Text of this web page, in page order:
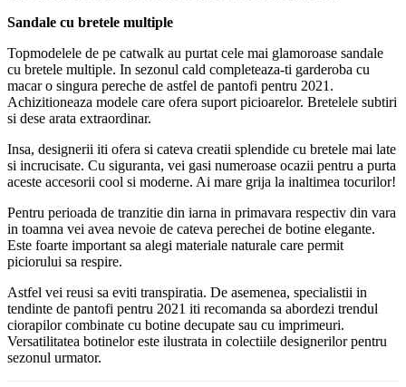
Sandale cu bretele multiple
Topmodelele de pe catwalk au purtat cele mai glamoroase sandale
cu bretele multiple. In sezonul cald completeaza-ti garderoba cu
macar o singura pereche de astfel de pantofi pentru 2021.
Achizitioneaza modele care ofera suport picioarelor. Bretelele subtiri
si dese arata extraordinar.
Insa, designerii iti ofera si cateva creatii splendide cu bretele mai late
si incrucisate. Cu siguranta, vei gasi numeroase ocazii pentru a purta
aceste accesorii cool si moderne. Ai mare grija la inaltimea tocurilor!
Pentru perioada de tranzitie din iarna in primavara respectiv din vara
in toamna vei avea nevoie de cateva perechei de botine elegante.
Este foarte important sa alegi materiale naturale care permit
piciorului sa respire.
Astfel vei reusi sa eviti transpiratia. De asemenea, specialistii in
tendinte de pantofi pentru 2021 iti recomanda sa abordezi trendul
ciorapilor combinate cu botine decupate sau cu imprimeuri.
Versatilitatea botinelor este ilustrata in colectiile designerilor pentru
sezonul urmator.